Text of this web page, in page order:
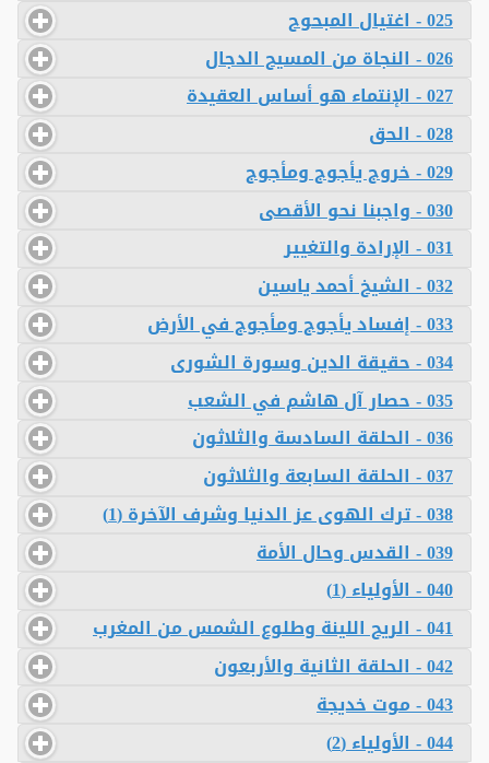
025 - اغتيال المبحوح
026 - النجاة من المسيح الدجال
027 - الإنتماء هو أساس العقيدة
028 - الحق
029 - خروج يأجوج ومأجوج
030 - واجبنا نحو الأقصى
031 - الإرادة والتغيير
032 - الشيخ أحمد ياسين
033 - إفساد يأجوج ومأجوج في الأرض
034 - حقيقة الدين وسورة الشورى
035 - حصار آل هاشم في الشعب
036 - الحلقة السادسة والثلاثون
037 - الحلقة السابعة والثلاثون
038 - ترك الهوى عز الدنيا وشرف الآخرة (1)
039 - القدس وحال الأمة
040 - الأولياء (1)
041 - الريح اللينة وطلوع الشمس من المغرب
042 - الحلقة الثانية والأربعون
043 - موت خديجة
044 - الأولياء (2)